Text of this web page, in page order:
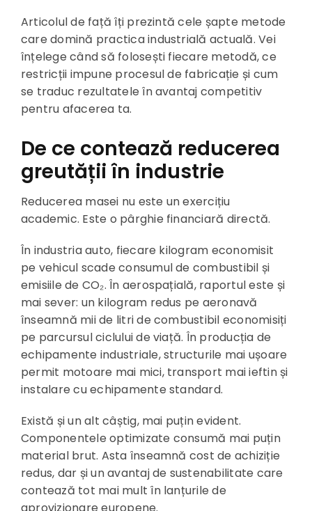
Articolul de față îți prezintă cele șapte metode
care domină practica industrială actuală. Vei
înțelege când să folosești fiecare metodă, ce
restricții impune procesul de fabricație și cum
se traduc rezultatele în avantaj competitiv
pentru afacerea ta.
De ce contează reducerea
greutății în industrie
Reducerea masei nu este un exercițiu
academic. Este o pârghie financiară directă.
În industria auto, fiecare kilogram economisit
pe vehicul scade consumul de combustibil și
emisiile de CO₂. În aerospațială, raportul este și
mai sever: un kilogram redus pe aeronavă
înseamnă mii de litri de combustibil economisiți
pe parcursul ciclului de viață. În producția de
echipamente industriale, structurile mai ușoare
permit motoare mai mici, transport mai ieftin și
instalare cu echipamente standard.
Există și un alt câștig, mai puțin evident.
Componentele optimizate consumă mai puțin
material brut. Asta înseamnă cost de achiziție
redus, dar și un avantaj de sustenabilitate care
contează tot mai mult în lanțurile de